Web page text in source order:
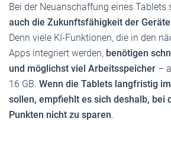
Bei der Neuanschaffung eines Tablets
auch die Zukunftsfähigkeit der
Denn viele KI-Funktionen, die in den
Apps integriert werden, benötigen
und möglichst viel Arbeitsspeicher –
16 GB. Wenn die Tablets langfristig
sollen, empfiehlt es sich deshalb, bei
Punkten nicht zu sparen.